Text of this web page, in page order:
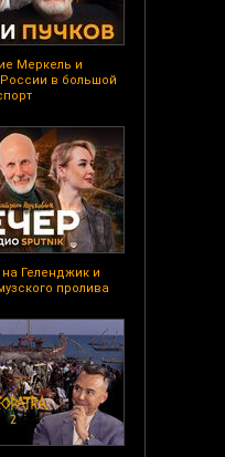
Меркель и
в большой
Геленджик и
пролива